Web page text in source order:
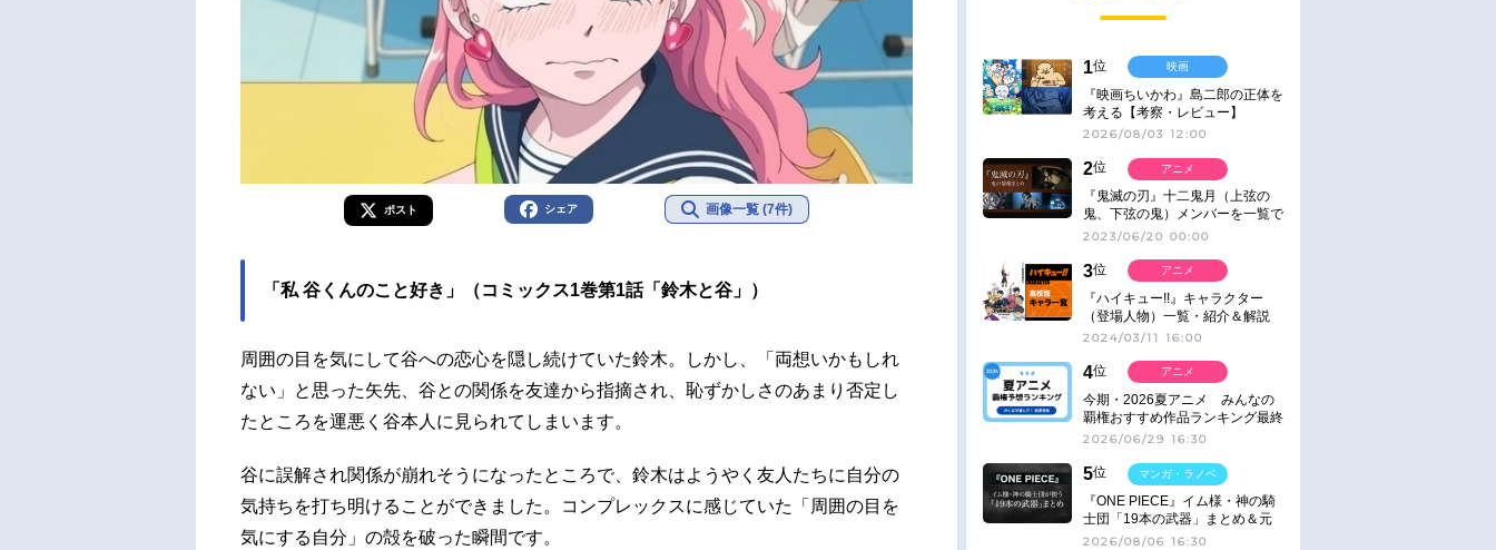
ポスト シェア 画像一覧 (7件)
「私 谷くんのこと好き」（コミックス1巻第1話「鈴木と谷」）
周囲の目を気にして谷への恋心を隠し続けていた鈴木。しかし、「両想いかもしれ
ない」と思った矢先、谷との関係を友達から指摘され、恥ずかしさのあまり否定し
たところを運悪く谷本人に見られてしまいます。
谷に誤解され関係が崩れそうになったところで、鈴木はようやく友人たちに自分の
気持ちを打ち明けることができました。コンプレックスに感じていた「周囲の目を
気にする自分」の殻を破った瞬間です。
1位
『映画ちいかわ』島二郎の正体を
考える【考察・レビュー】
2026/08/03 12:00
映画
2位
『鬼滅の刃』十二鬼月（上弦の
鬼、下弦の鬼）メンバーを一覧で
紹介＆解説（登場鬼の情報まと
2023/06/20 00:00
アニメ
3位
『ハイキュー!!』キャラクター
（登場人物）一覧・紹介＆解説
2024/03/11 16:00
アニメ
4位
今期・2026夏アニメ みんなの
覇権おすすめ作品ランキング最終
結果発表！
2026/06/29 16:30
アニメ
5位
『ONE PIECE』イム様・神の騎
士団「19本の武器」まとめ＆元
ネタ
2026/08/06 16:30
マンガ・ラノベ